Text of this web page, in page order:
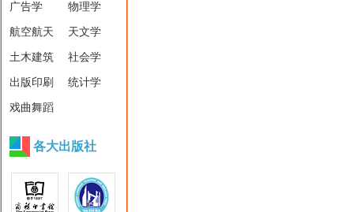
广告学 物理学
航空航天 天文学
土木建筑 社会学
出版印刷 统计学
戏曲舞蹈
各大出版社